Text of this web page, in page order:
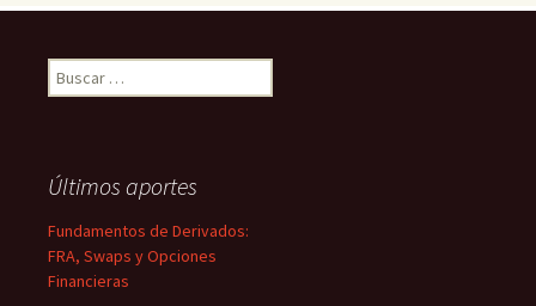
Buscar:
Últimos aportes
Fundamentos de Derivados:
FRA, Swaps y Opciones
Financieras